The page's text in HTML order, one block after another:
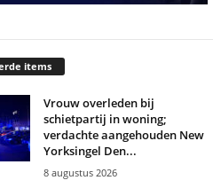
items
Vrouw overleden bij
schietpartij in woning;
verdachte aangehouden New
Yorksingel Den...
8 augustus 2026